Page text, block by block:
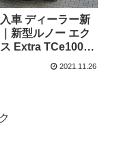
ーラー新
型ルノー エク
Extra TCe100
2021.11.26